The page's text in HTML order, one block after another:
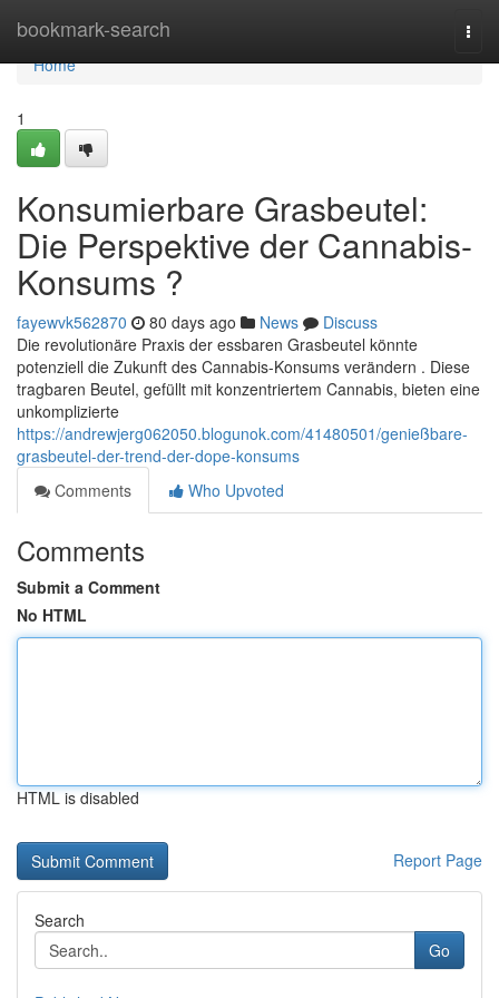
bookmark-search
Home
Home
1
Konsumierbare Grasbeutel:
Die Perspektive der Cannabis-
Konsums ?
fayewvk562870 80 days ago News
Discuss
Die revolutionäre Praxis der essbaren Grasbeutel könnte
potenziell die Zukunft des Cannabis-Konsums verändern . Diese
tragbaren Beutel, gefüllt mit konzentriertem Cannabis, bieten eine
unkomplizierte
https://andrewjerg062050.blogunok.com/41480501/genießbare-
grasbeutel-der-trend-der-dope-konsums
Comments
Who Upvoted
Comments
Submit a Comment
No HTML
HTML is disabled
Report Page
Search
Go